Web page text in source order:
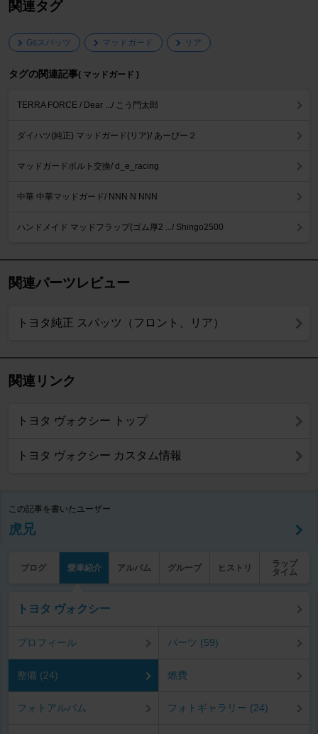
関連タグ
Gsスパッツ マッドガード リア
タグの関連記事( マッドガード )
TERRA FORCE / Dear .../ こう門太郎
ダイハツ(純正) マッドガード(リア)/ あーぴー２
マッドガードボルト交換/ d_e_racing
中華 中華マッドガード/ NNN N NNN
ハンドメイド マッドフラップ(ゴム厚2 .../ Shingo2500
関連パーツレビュー
トヨタ純正 スパッツ（フロント、リア）
関連リンク
トヨタ ヴォクシー トップ
トヨタ ヴォクシー カスタム情報
この記事を書いたユーザー
虎兄
ブログ 愛車紹介 アルバム グループ ヒストリ
ラップ
タイム
トヨタ ヴォクシー
プロフィール パーツ (59)
整備 (24) 燃費
フォトアルバム フォトギャラリー (24)